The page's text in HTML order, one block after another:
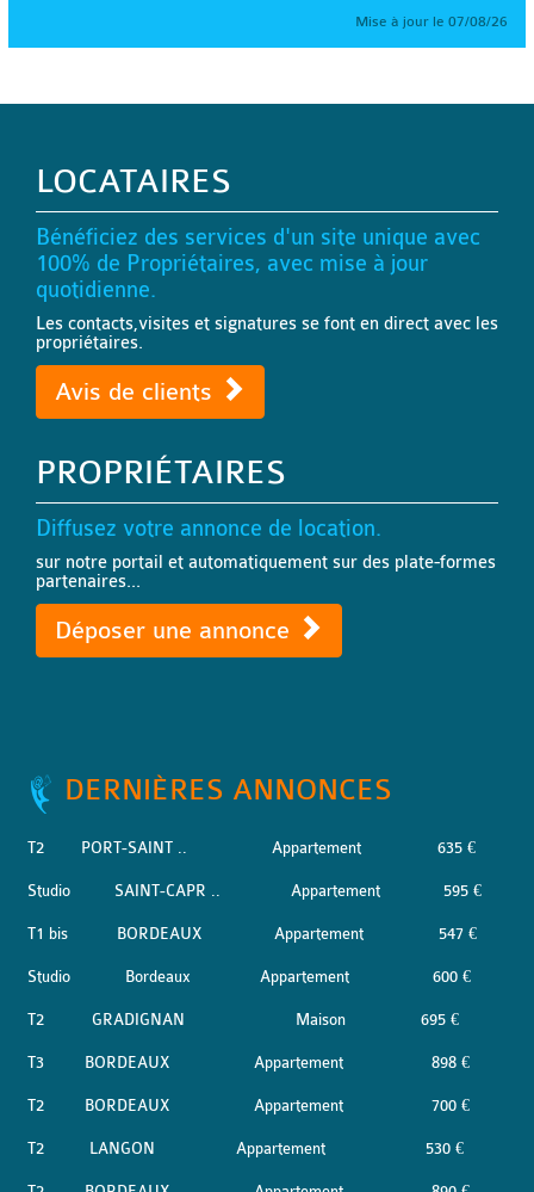
Mise à jour le 07/08/26
LOCATAIRES
Bénéficiez des services d'un site unique avec
100% de Propriétaires, avec mise à jour
quotidienne.
Les contacts,visites et signatures se font en direct avec les
propriétaires.
Avis de clients
PROPRIÉTAIRES
Diffusez votre annonce de location.
sur notre portail et automatiquement sur des plate-formes
partenaires...
Déposer une annonce
DERNIÈRES ANNONCES
T2 PORT-SAINT .. Appartement 635 €
Studio SAINT-CAPR .. Appartement 595 €
T1 bis BORDEAUX Appartement 547 €
Studio Bordeaux Appartement 600 €
T2 GRADIGNAN Maison 695 €
T3 BORDEAUX Appartement 898 €
T2 BORDEAUX Appartement 700 €
T2 LANGON Appartement 530 €